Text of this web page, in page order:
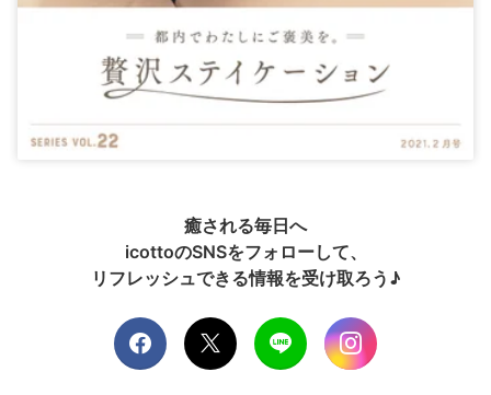
癒される毎日へ
icottoのSNSをフォローして、
リフレッシュできる情報を受け取ろう♪